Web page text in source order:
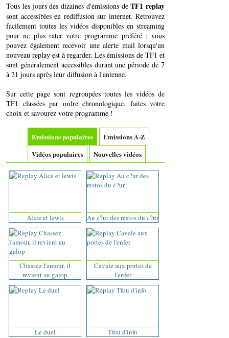
Tous les jours des dizaines d'émissions deTF1 replay
sont accessibles en rediffusion sur internet. Retrouvez
facilement toutes les vidéos disponibles en streaming
pour ne plus rater votre programme préféré ; vous
pouvez également recevoir une alerte mail lorsqu'un
nouveau replay est à regarder. Les émissions de TF1 et
sont généralement accessibles durant une période de 7
à 21 jours après leur diffusion à l'antenne.
Sur cette page sont regroupées toutes les vidéos de
TF1 classées par ordre chronologique, faites votre
choix et savourez votre programme !
Emissions populaires
Emissions A-Z
Vidéos populaires
Nouvelles vidéos
Alice et lewis Au c?ur des restos du c?ur
Chassez l'amour, il
revient au galop
Cavale aux portes de
l'enfer
Le duel Tfou d'info